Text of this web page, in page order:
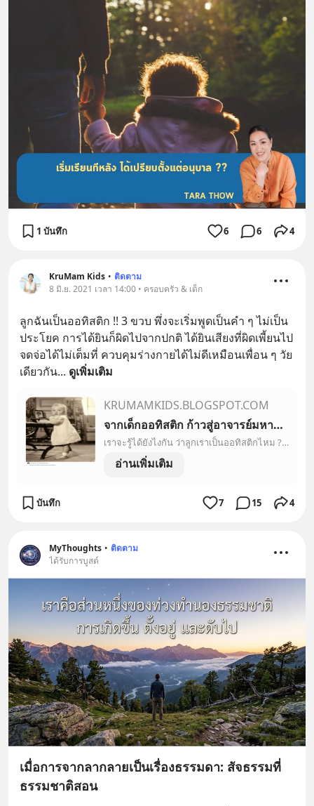
1 บันทึก 6 6 4
KruMam Kids • ติดตาม
8 มิ.ย. 2021 เวลา 14:00 • ครอบครัว & เด็ก
ลูกฉันเป็นออทิสติก !! 3 ขวบ พึ่งจะเริ่มพูดเป็นคำ ๆ ไม่เป็น
ประโยค การได้ยินก็ผิดไปจากปกติ ได้ยินเสียงที่ผิดเพี้ยนไป
จดจ่อได้ไม่เต็มที่ ควบคุมร่างกายได้ไม่ดีเหมือนเพื่อน ๆ วัย
เดียวกัน... ดูเพิ่มเติม
KRUMAMKIDS.BLOGSPOT.COM
จากเด็กออทิสติก ก้าวสู่อาจารย์มหาลัย Temple Grandin
เราจะรู้ได้ยังไงกัน ว่าลูกเราเป็นออทิสติกไหม ? กรณีเด็กน้อย Temple Grandin ก็เหมือนกันค่ะ กว่าคุณแม่ของเธอจะรู้ว่าลูกเป็นออทิสติ...
อ่านเพิ่มเติม
บันทึก 7 15 4
MyThoughts • ติดตาม
ได้รับการบูสต์
เมื่อการจากลากลายเป็นเรื่องธรรมดา: สัจธรรมที่
ธรรมชาติสอน